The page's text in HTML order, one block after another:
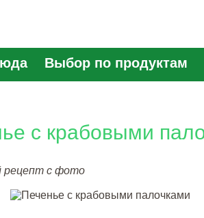
Выбор по продуктам
с крабовыми
рецепт с фото